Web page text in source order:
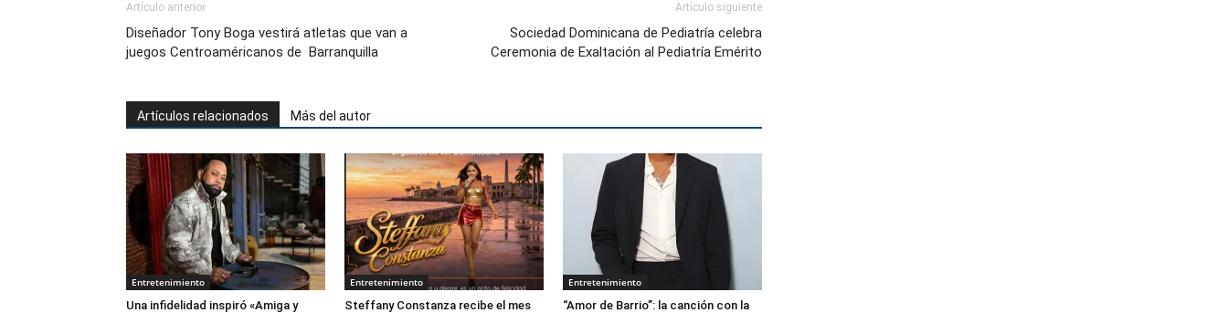
Artículo anterior
Diseñador Tony Boga vestirá atletas que van a
juegos Centroaméricanos de Barranquilla
Artículo siguiente
Sociedad Dominicana de Pediatría celebra
Ceremonia de Exaltación al Pediatría Emérito
Artículos relacionados Más del autor
Entretenimiento
Una infidelidad inspiró «Amiga y
Entretenimiento
Steffany Constanza recibe el mes
Entretenimiento
“Amor de Barrio”: la canción con la